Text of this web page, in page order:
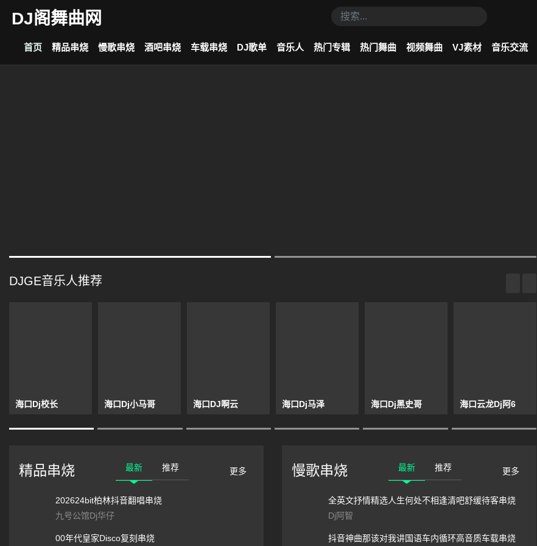
DJ阁舞曲网
首页 精品串烧 慢歌串烧 酒吧串烧 车载串烧 DJ歌单 音乐人 热门专辑 热门舞曲 视频舞曲 VJ素材 音乐交流
DJGE音乐人推荐
海口Dj校长 海口Dj小马哥 海口DJ啊云 海口Dj马泽 海口Dj黑史哥 海口云龙Dj阿6
精品串烧 最新 推荐 更多
202624bit柏林抖音翻唱串烧
九号公馆Dj华仔
00年代皇家Disco复刻串烧
慢歌串烧 最新 推荐 更多
全英文抒情精选人生何处不相逢清吧舒缓待客串烧
Dj阿智
抖音神曲那该对我讲国语车内循环高音质车载串烧